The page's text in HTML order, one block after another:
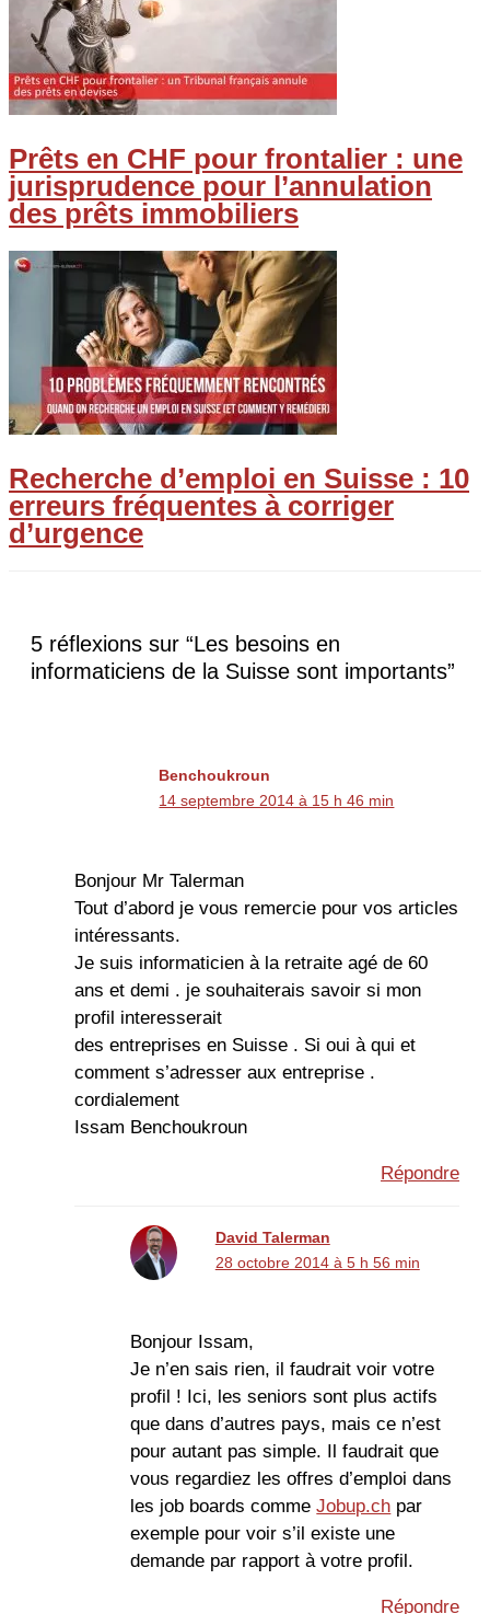
Prêts en CHF pour frontalier : une
jurisprudence pour l’annulation
des prêts immobiliers
Recherche d’emploi en Suisse : 10
erreurs fréquentes à corriger
d’urgence
5 réflexions sur “Les besoins en
informaticiens de la Suisse sont importants”
Benchoukroun
14 septembre 2014 à 15 h 46 min
Bonjour Mr Talerman
Tout d’abord je vous remercie pour vos articles
intéressants.
Je suis informaticien à la retraite agé de 60
ans et demi . je souhaiterais savoir si mon
profil interesserait
des entreprises en Suisse . Si oui à qui et
comment s’adresser aux entreprise .
cordialement
Issam Benchoukroun
Répondre
David Talerman
28 octobre 2014 à 5 h 56 min
Bonjour Issam,
Je n’en sais rien, il faudrait voir votre
profil ! Ici, les seniors sont plus actifs
que dans d’autres pays, mais ce n’est
pour autant pas simple. Il faudrait que
vous regardiez les offres d’emploi dans
les job boards commeJobup.ch par
exemple pour voir s’il existe une
demande par rapport à votre profil.
Répondre